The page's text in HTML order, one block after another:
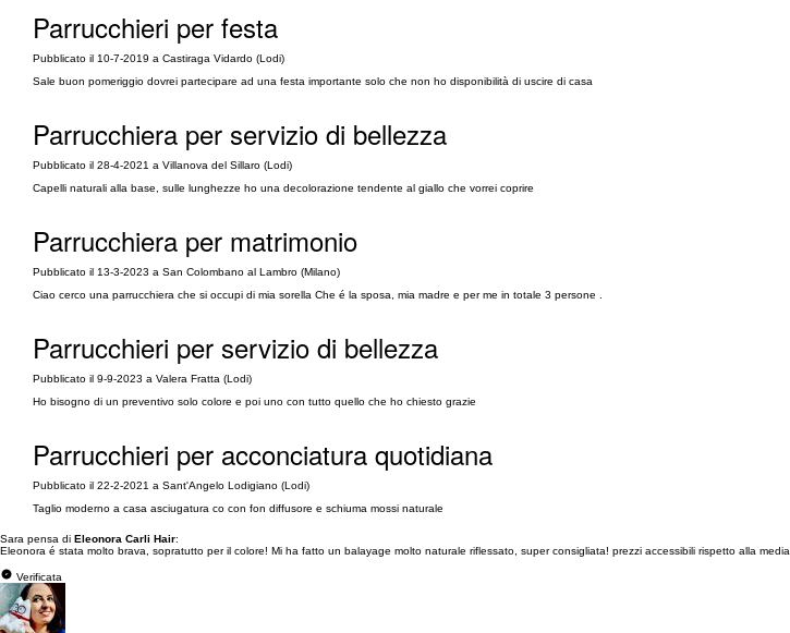
Parrucchieri per festa
Pubblicato il 10-7-2019 a Castiraga Vidardo (Lodi)
Sale buon pomeriggio dovrei partecipare ad una festa importante solo che non ho disponibilità di uscire di casa
Parrucchiera per servizio di bellezza
Pubblicato il 28-4-2021 a Villanova del Sillaro (Lodi)
Capelli naturali alla base, sulle lunghezze ho una decolorazione tendente al giallo che vorrei coprire
Parrucchiera per matrimonio
Pubblicato il 13-3-2023 a San Colombano al Lambro (Milano)
Ciao cerco una parrucchiera che si occupi di mia sorella Che é la sposa, mia madre e per me in totale 3 persone .
Parrucchieri per servizio di bellezza
Pubblicato il 9-9-2023 a Valera Fratta (Lodi)
Ho bisogno di un preventivo solo colore e poi uno con tutto quello che ho chiesto grazie
Parrucchieri per acconciatura quotidiana
Pubblicato il 22-2-2021 a Sant'Angelo Lodigiano (Lodi)
Taglio moderno a casa asciugatura co con fon diffusore e schiuma mossi naturale
Sara pensa di Eleonora Carli Hair:
Eleonora é stata molto brava, sopratutto per il colore! Mi ha fatto un balayage molto naturale riflessato, super consigliata! prezzi accessibili rispetto alla media
Verificata